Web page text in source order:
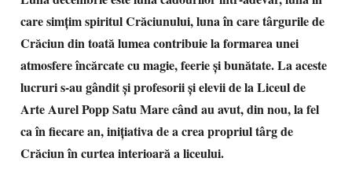
care simțim spiritul Crăciunului, luna în care târgurile de
Crăciun din toată lumea contribuie la formarea unei
atmosfere încărcate cu magie, feerie și bunătate. La aceste
lucruri s-au gândit și profesorii și elevii de la Liceul de
Arte Aurel Popp Satu Mare când au avut, din nou, la fel
ca în fiecare an, inițiativa de a crea propriul târg de
Crăciun în curtea interioară a liceului.